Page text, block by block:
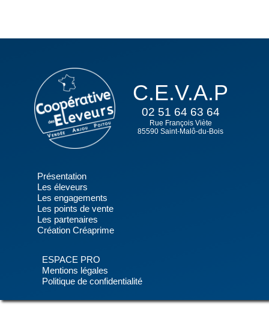
C.E.V.A.P
02 51 64 63 64
Rue François Viète
85590 Saint-Malô-du-Bois
Présentation
Les éleveurs
Les engagements
Les points de vente
Les partenaires
Création Créaprime
ESPACE PRO
Mentions légales
Politique de confidentialité